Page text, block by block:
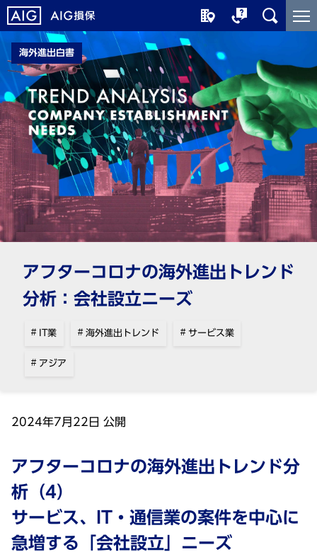
メ
イ
ン
コ
テ
ン
ツ
に
ジ
ャ
ン
プ
こ
こ
か
ら
イ
ン
コ
ン
テ
ン
ツ
で
す
海外進出白書
アフターコロナの海外進出トレンド
分析：会社設立ニーズ
IT業 海外進出トレンド サービス業
アジア
2024年7⽉22⽇ 公開
アフターコロナの海外進出トレンド分
析（4）
サービス、IT・通信業の案件を中⼼に
急増する「会社設⽴」ニーズ